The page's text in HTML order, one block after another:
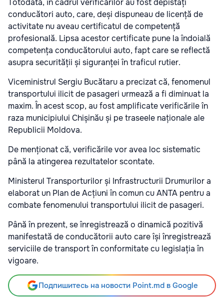
Totodată, în cadrul verificărilor au fost depistați
conducători auto, care, deși dispuneau de licență de
activitate nu aveau certificatul de competență
profesională. Lipsa acestor certificate pune la îndoială
competența conducătorului auto, fapt care se reflectă
asupra securității și siguranței în traficul rutier.
Viceministrul Sergiu Bucătaru a precizat că, fenomenul
transportului ilicit de pasageri urmează a fi diminuat la
maxim. În acest scop, au fost amplificate verificările în
raza municipiului Chișinău și pe traseele naționale ale
Republicii Moldova.
De menționat că, verificările vor avea loc sistematic
până la atingerea rezultatelor scontate.
Ministerul Transporturilor și Infrastructurii Drumurilor a
elaborat un Plan de Acțiuni în comun cu ANTA pentru a
combate fenomenului transportului ilicit de pasageri.
Până în prezent, se înregistrează o dinamică pozitivă
manifestată de conducătorii auto care își înregistrează
serviciile de transport în conformitate cu legislația în
vigoare.
Подпишитесь на новости Point.md в Google